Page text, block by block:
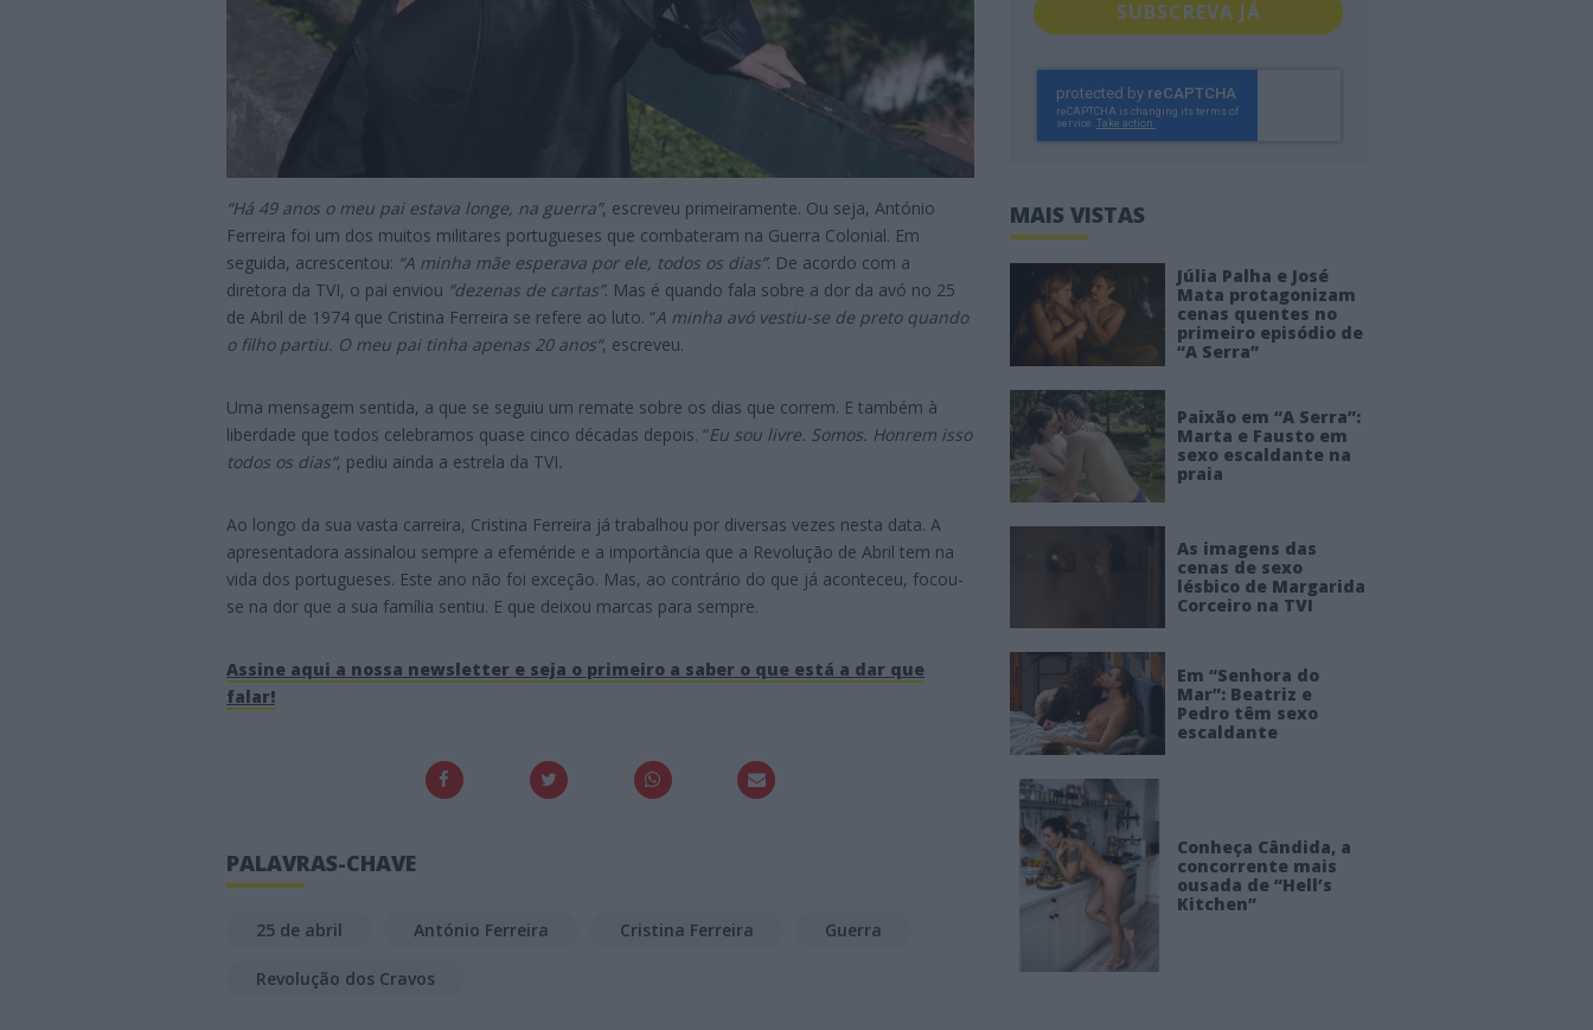
“Há 49 anos o meu pai estava longe, na guerra”, escreveu primeiramente. Ou seja, António
Ferreira foi um dos muitos militares portugueses que combateram na Guerra Colonial. Em
seguida, acrescentou: “A minha mãe esperava por ele, todos os dias”. De acordo com a
diretora da TVI, o pai enviou “dezenas de cartas”. Mas é quando fala sobre a dor da avó no 25
de Abril de 1974 que Cristina Ferreira se refere ao luto. “A minha avó vestiu-se de preto quando
o filho partiu. O meu pai tinha apenas 20 anos“, escreveu.
Uma mensagem sentida, a que se seguiu um remate sobre os dias que correm. E também à
liberdade que todos celebramos quase cinco décadas depois. “Eu sou livre. Somos. Honrem isso
todos os dias“, pediu ainda a estrela da TVI
Ao longo da sua vasta carreira, Cristina Ferreira já trabalhou por diversas vezes nesta data. A
apresentadora assinalou sempre a efeméride e a importância que a Revolução de Abril tem na
vida dos portugueses. Este ano não foi exceção. Mas, ao contrário do que já aconteceu, focou-
se na dor que a sua família sentiu. E que deixou marcas para sempre.
Assine aqui a nossa newsletter e seja o primeiro a saber o que está a dar que
falar!
PALAVRAS-CHAVE
25 de abril António Ferreira Cristina Ferreira Guerra
Revolução dos Cravos
SUBSCREVA JÁ
MAIS VISTAS
Júlia Palha e José
Mata protagonizam
cenas quentes no
primeiro episódio de
“A Serra”
Paixão em “A Serra”:
Marta e Fausto em
sexo escaldante na
praia
As imagens das
cenas de sexo
lésbico de Margarida
Corceiro na TVI
Em “Senhora do
Mar”: Beatriz e
Pedro têm sexo
escaldante
Conheça Cândida, a
concorrente mais
ousada de “Hell’s
Kitchen”